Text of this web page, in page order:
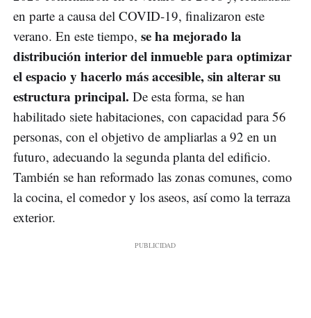
en parte a causa del COVID-19, finalizaron este
verano. En este tiempo, se ha mejorado la
distribución interior del inmueble para optimizar
el espacio y hacerlo más accesible, sin alterar su
estructura principal. De esta forma, se han
habilitado siete habitaciones, con capacidad para 56
personas, con el objetivo de ampliarlas a 92 en un
futuro, adecuando la segunda planta del edificio.
También se han reformado las zonas comunes, como
la cocina, el comedor y los aseos, así como la terraza
exterior.